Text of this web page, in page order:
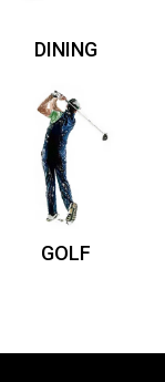
DINING
GOLF